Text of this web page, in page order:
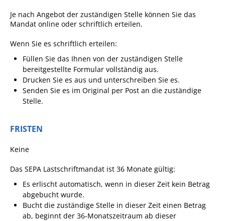
Öffnungszeiten
Online-Bürgerportal
Bürgerservice
Behördenwegweiser
Winterdienst
Je nach Angebot der zuständigen Stelle können Sie das
Mandat online oder schriftlich erteilen.
Wenn Sie es schriftlich erteilen:
Füllen Sie das Ihnen von der zuständigen Stelle
bereitgestellte Formular vollständig aus.
Drucken Sie es aus und unterschreiben Sie es.
Senden Sie es im Original per Post an die zuständige
Stelle.
FRISTEN
Keine
Das SEPA Lastschriftmandat ist 36 Monate gültig:
Es erlischt automatisch, wenn in dieser Zeit kein Betrag
abgebucht wurde.
Bucht die zuständige Stelle in dieser Zeit einen Betrag
ab, beginnt der 36-Monatszeitraum ab dieser